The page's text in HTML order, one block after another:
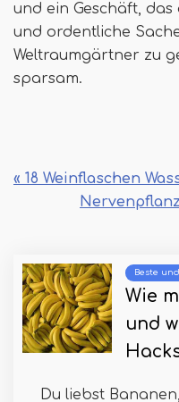
und ein Geschäft,
und ordentliche
Weltraumgärtner zu
sparsam.
« 18 Weinflaschen
Beste
Wie
und
Du liebst